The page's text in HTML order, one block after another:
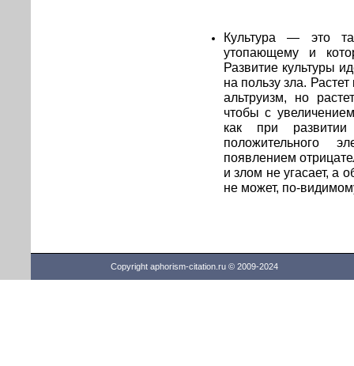
Культура — это
утопающему и
Развитие культуры
на пользу зла.
альтруизм, но
чтобы с
как при развитии
положительного
появлением
и злом не угасает, а
не может, по-
Copyright aphorism-citation.ru © 2009-2024